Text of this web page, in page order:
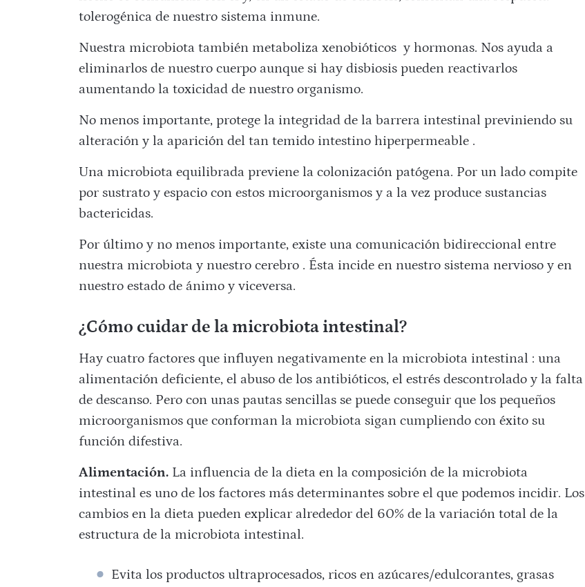
tolerogénica de nuestro sistema inmune.
Nuestra microbiota también metaboliza xenobióticos y hormonas. Nos ayuda a
eliminarlos de nuestro cuerpo aunque si hay disbiosis pueden reactivarlos
aumentando la toxicidad de nuestro organismo.
No menos importante, protege la integridad de la barrera intestinal previniendo su
alteración y la aparición del tan temido intestino hiperpermeable .
Una microbiota equilibrada previene la colonización patógena. Por un lado compite
por sustrato y espacio con estos microorganismos y a la vez produce sustancias
bactericidas.
Por último y no menos importante, existe una comunicación bidireccional entre
nuestra microbiota y nuestro cerebro . Ésta incide en nuestro sistema nervioso y en
nuestro estado de ánimo y viceversa.
¿Cómo cuidar de la microbiota intestinal?
Hay cuatro factores que influyen negativamente en la microbiota intestinal : una
alimentación deficiente, el abuso de los antibióticos, el estrés descontrolado y la falta
de descanso. Pero con unas pautas sencillas se puede conseguir que los pequeños
microorganismos que conforman la microbiota sigan cumpliendo con éxito su
función difestiva.
Alimentación.La influencia de la dieta en la composición de la microbiota
intestinal es uno de los factores más determinantes sobre el que podemos incidir. Los
cambios en la dieta pueden explicar alrededor del 60% de la variación total de la
estructura de la microbiota intestinal.
Evita los productos ultraprocesados, ricos en azúcares/edulcorantes, grasas